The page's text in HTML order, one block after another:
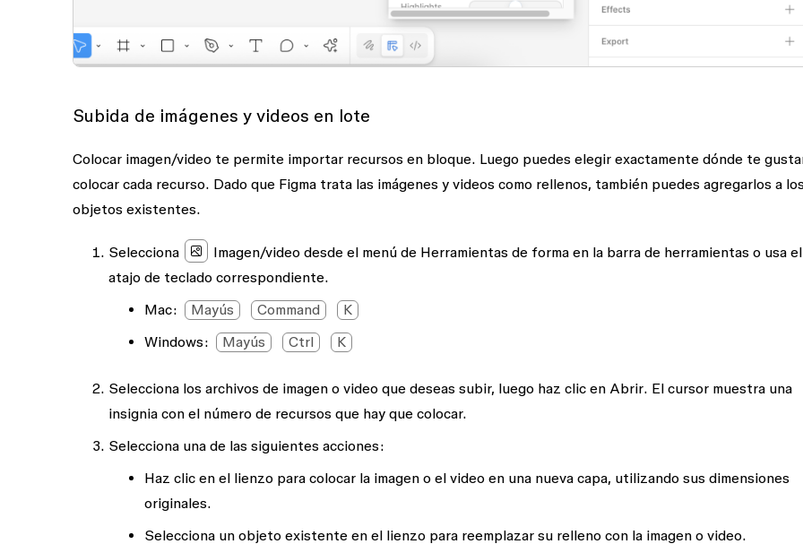
Subida de imágenes y videos en lote
Colocar imagen/video te permite importar recursos en bloque. Luego puedes elegir exactamente dónde te
colocar cada recurso. Dado que Figma trata las imágenes y videos como rellenos, también puedes agregarlos a
objetos existentes.
Selecciona Imagen/video desde el menú de Herramientas de formaen la barra de herramientas o usa el
atajo de teclado correspondiente.
Mac:
Mayús Command
K
Windows:
Mayús Ctrl K
Selecciona los archivos de imagen o video que deseas subir, luego haz clic en Abrir. El cursor muestra una
insignia con el número de recursos que hay que colocar.
Selecciona una de las siguientes acciones:
Haz clic en el lienzo para colocar la imagen o el video en una nueva capa, utilizando sus dimensiones
originales.
Selecciona un objeto existente en el lienzo para reemplazar su relleno con la imagen o video.